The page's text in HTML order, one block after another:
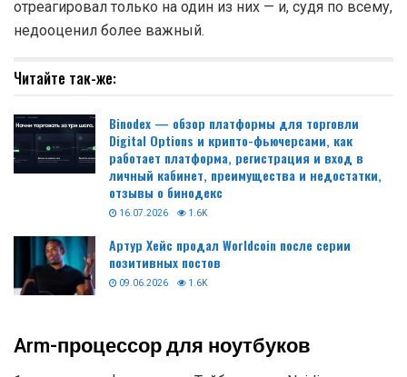
отреагировал только на один из них — и, судя по всему,
недооценил более важный.
Читайте так-же:
Binodex — обзор платформы для торговли
Digital Options и крипто-фьючерсами, как
работает платформа, регистрация и вход в
личный кабинет, преимущества и недостатки,
отзывы о бинодекс
16.07.2026 1.6K
Артур Хейс продал Worldcoin после серии
позитивных постов
09.06.2026 1.6K
Arm-процессор для ноутбуков